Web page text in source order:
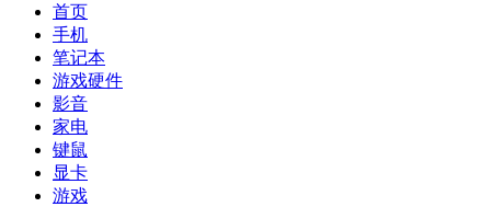
首页
手机
笔记本
游戏硬件
影音
家电
键鼠
显卡
游戏